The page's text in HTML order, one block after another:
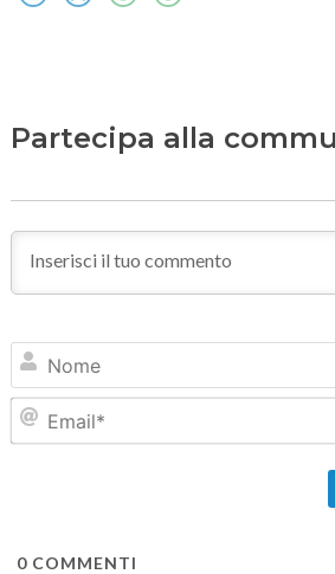
Partecipa alla
0COMMENTI